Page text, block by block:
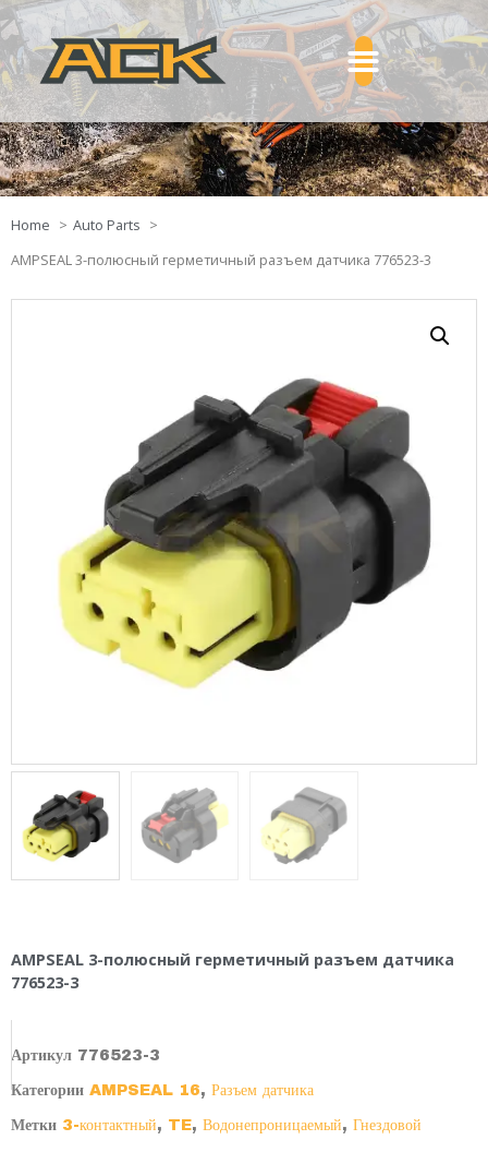
Home
Auto Parts
AMPSEAL 3-полюсный герметичный разъем датчика 776523-3
AMPSEAL 3-полюсный герметичный разъем датчика
776523-3
Артикул 776523-3
Категории AMPSEAL 16, Разъем датчика
Метки 3-контактный, TE, Водонепроницаемый, Гнездовой